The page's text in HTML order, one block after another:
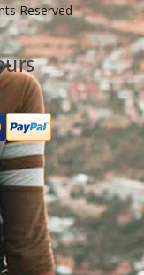
Reserved